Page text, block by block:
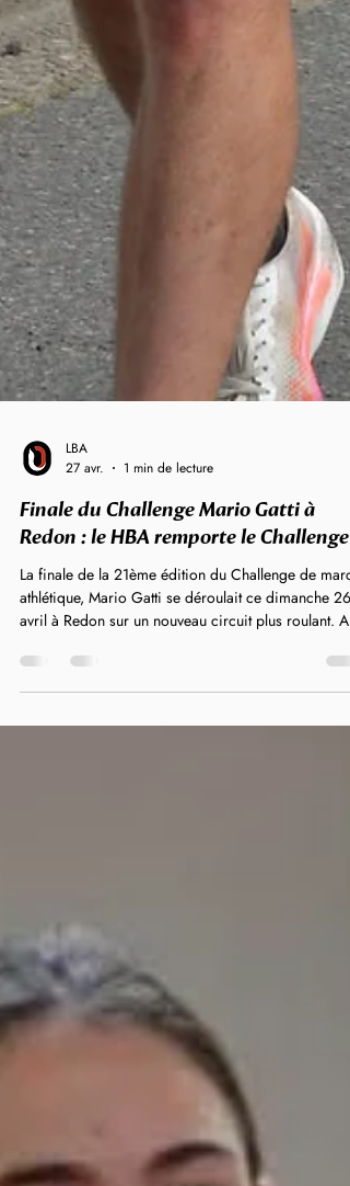
27 avr.
1 min de lecture
Finale du Challenge Mario Gatti à
Redon : le HBA remporte le Challenge
La finale de la 21ème édition du Challenge de
athlétique, Mario Gatti se déroulait ce dimanche 26
avril à Redon sur un nouveau circuit plus roulant. A
avec la victoire sur le 10km route de Kilian Lebreton
(HBA) qui réalise une performance majeure de